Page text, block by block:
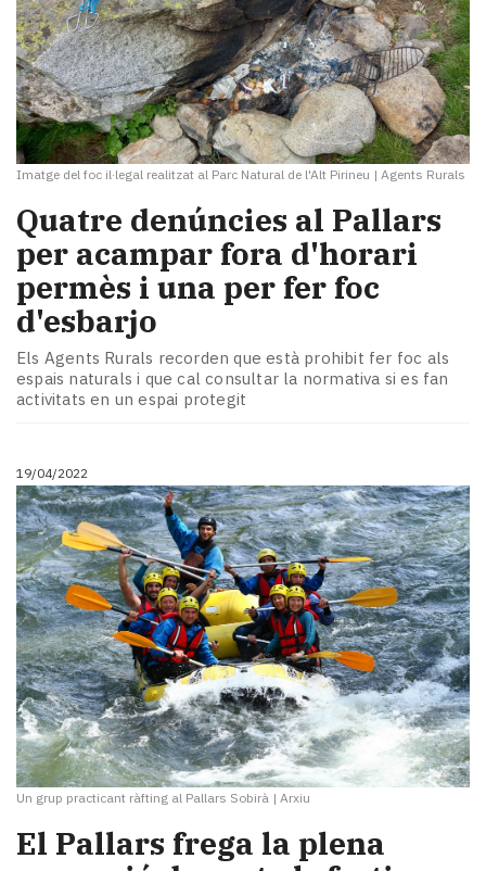
Imatge del foc il·legal realitzat al Parc Natural de l'Alt Pirineu | Agents Rurals
Quatre denúncies al Pallars
per acampar fora d'horari
permès i una per fer foc
d'esbarjo
Els Agents Rurals recorden que està prohibit fer foc als
espais naturals i que cal consultar la normativa si es fan
activitats en un espai protegit
19/04/2022
Un grup practicant ràfting al Pallars Sobirà | Arxiu
El Pallars frega la plena